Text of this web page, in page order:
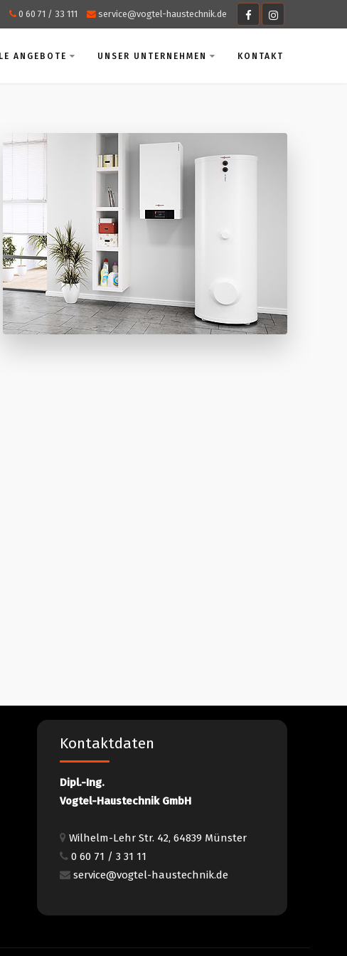
0 60 71 / 33 111 service@vogtel-haustechnik.de
ANGEBOTE UNSER UNTERNEHMEN KONTAKT
Kontaktdaten
Dipl.-Ing.
Vogtel-Haustechnik GmbH
Wilhelm-Lehr Str. 42, 64839 Münster
0 60 71 / 3 31 11
service@vogtel-haustechnik.de